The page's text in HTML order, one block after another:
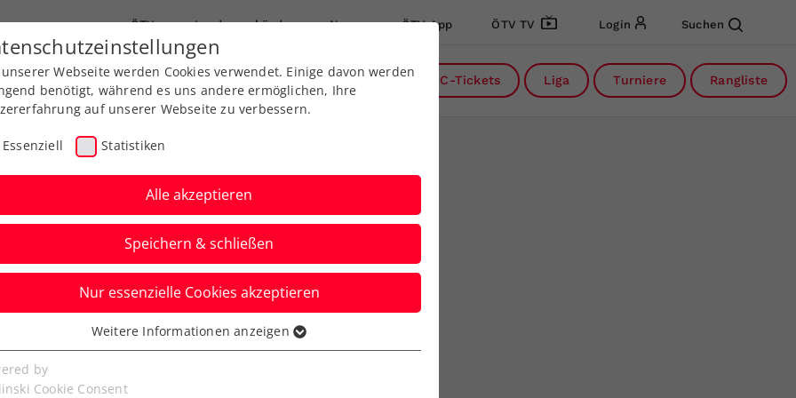
ÖTV Landesverbände News ÖTV App ÖTV TV Login Suchen
Ausbildungen Services Über uns DC-Tickets Liga Turniere Rangliste
Neune! Pichler mit
Finaleinzug
Webseite werden Cookies verwendet. Einige davon werden
benötigt, während es uns andere ermöglichen, Ihre
auf unserer Webseite zu verbessern.
Essenziell Statistiken
Alle akzeptieren
Speichern & schließen
Nur essenzielle Cookies akzeptieren
Cookies werden für grundlegende Funktionen der
benötigt. Dadurch ist gewährleistet, dass die Webseite
Weitere Informationen anzeigen
by
Cookie Consent